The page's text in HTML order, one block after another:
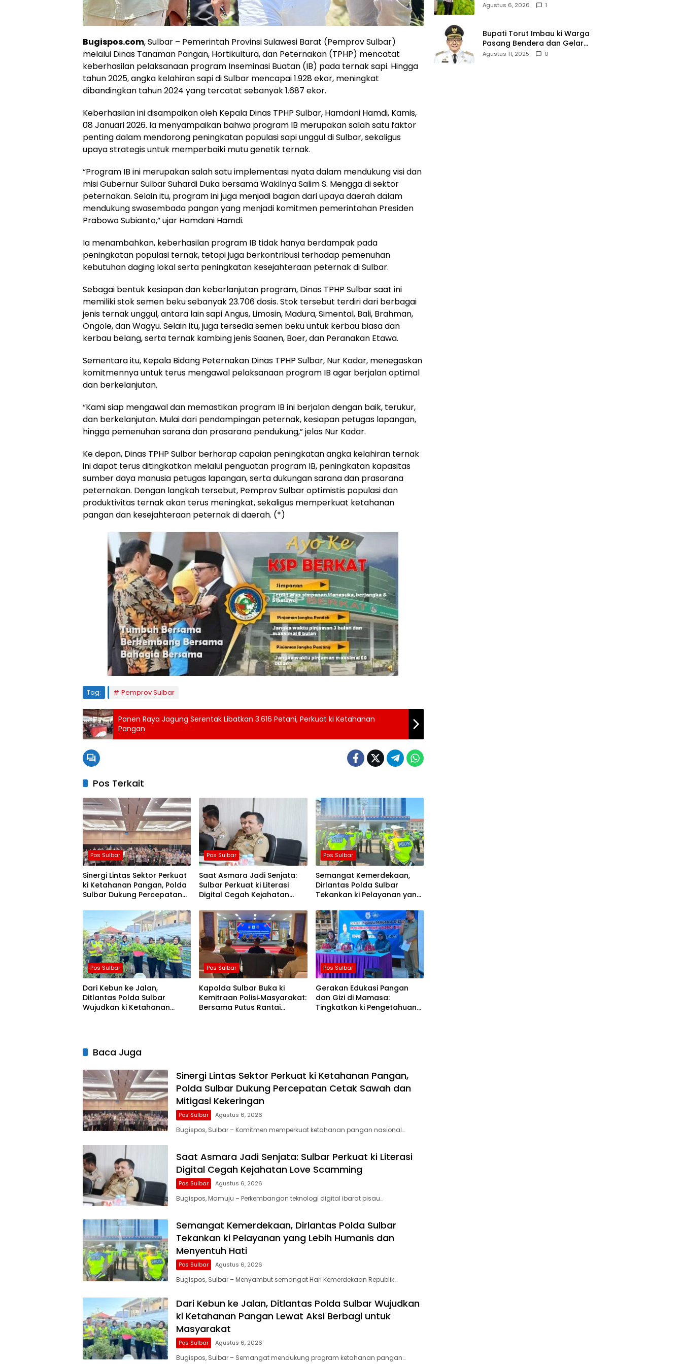
Bugispos.com, Sulbar – Pemerintah Provinsi Sulawesi Barat (Pemprov Sulbar)
melalui Dinas Tanaman Pangan, Hortikultura, dan Peternakan (TPHP) mencatat
keberhasilan pelaksanaan program Inseminasi Buatan (IB) pada ternak sapi. Hingga
tahun 2025, angka kelahiran sapi di Sulbar mencapai 1.928 ekor, meningkat
dibandingkan tahun 2024 yang tercatat sebanyak 1.687 ekor.
Keberhasilan ini disampaikan oleh Kepala Dinas TPHP Sulbar, Hamdani Hamdi, Kamis,
08 Januari 2026. Ia menyampaikan bahwa program IB merupakan salah satu faktor
penting dalam mendorong peningkatan populasi sapi unggul di Sulbar, sekaligus
upaya strategis untuk memperbaiki mutu genetik ternak.
“Program IB ini merupakan salah satu implementasi nyata dalam mendukung visi dan
misi Gubernur Sulbar Suhardi Duka bersama Wakilnya Salim S. Mengga di sektor
peternakan. Selain itu, program ini juga menjadi bagian dari upaya daerah dalam
mendukung swasembada pangan yang menjadi komitmen pemerintahan Presiden
Prabowo Subianto,” ujar Hamdani Hamdi.
Ia menambahkan, keberhasilan program IB tidak hanya berdampak pada
peningkatan populasi ternak, tetapi juga berkontribusi terhadap pemenuhan
kebutuhan daging lokal serta peningkatan kesejahteraan peternak di Sulbar.
Sebagai bentuk kesiapan dan keberlanjutan program, Dinas TPHP Sulbar saat ini
memiliki stok semen beku sebanyak 23.706 dosis. Stok tersebut terdiri dari berbagai
jenis ternak unggul, antara lain sapi Angus, Limosin, Madura, Simental, Bali, Brahman,
Ongole, dan Wagyu. Selain itu, juga tersedia semen beku untuk kerbau biasa dan
kerbau belang, serta ternak kambing jenis Saanen, Boer, dan Peranakan Etawa.
Sementara itu, Kepala Bidang Peternakan Dinas TPHP Sulbar, Nur Kadar, menegaskan
komitmennya untuk terus mengawal pelaksanaan program IB agar berjalan optimal
dan berkelanjutan.
“Kami siap mengawal dan memastikan program IB ini berjalan dengan baik, terukur,
dan berkelanjutan. Mulai dari pendampingan peternak, kesiapan petugas lapangan,
hingga pemenuhan sarana dan prasarana pendukung,” jelas Nur Kadar.
Ke depan, Dinas TPHP Sulbar berharap capaian peningkatan angka kelahiran ternak
ini dapat terus ditingkatkan melalui penguatan program IB, peningkatan kapasitas
sumber daya manusia petugas lapangan, serta dukungan sarana dan prasarana
peternakan. Dengan langkah tersebut, Pemprov Sulbar optimistis populasi dan
produktivitas ternak akan terus meningkat, sekaligus memperkuat ketahanan
pangan dan kesejahteraan peternak di daerah. (*)
Tag: Pemprov Sulbar
Panen Raya Jagung Serentak Libatkan 3.616 Petani, Perkuat ki Ketahanan
Pangan
Pos Terkait
Pos Sulbar
Sinergi Lintas Sektor Perkuat
ki Ketahanan Pangan, Polda
Sulbar Dukung Percepatan
Kekeringan
Pos Sulbar
Saat Asmara Jadi Senjata:
Sulbar Perkuat ki Literasi
Digital Cegah Kejahatan
Pos Sulbar
Semangat Kemerdekaan,
Dirlantas Polda Sulbar
Tekankan ki Pelayanan yang
Menyentuh Hati
Pos Sulbar
Dari Kebun ke Jalan,
Ditlantas Polda Sulbar
Wujudkan ki Ketahanan
Pos Sulbar
Kapolda Sulbar Buka ki
Kemitraan Polisi‑Masyarakat:
Bersama Putus Rantai
Pos Sulbar
Gerakan Edukasi Pangan
dan Gizi di Mamasa:
Tingkatkan ki Pengetahuan
Baca Juga
Sinergi Lintas Sektor Perkuat ki Ketahanan Pangan,
Polda Sulbar Dukung Percepatan Cetak Sawah dan
Mitigasi Kekeringan
Pos Sulbar Agustus 6, 2026
Bugispos, Sulbar – Komitmen memperkuat ketahanan pangan nasional…
Saat Asmara Jadi Senjata: Sulbar Perkuat ki Literasi
Digital Cegah Kejahatan Love Scamming
Pos Sulbar Agustus 6, 2026
Bugispos, Mamuju – Perkembangan teknologi digital ibarat pisau…
Semangat Kemerdekaan, Dirlantas Polda Sulbar
Tekankan ki Pelayanan yang Lebih Humanis dan
Menyentuh Hati
Pos Sulbar Agustus 6, 2026
Bugispos, Sulbar – Menyambut semangat Hari Kemerdekaan Republik…
Dari Kebun ke Jalan, Ditlantas Polda Sulbar Wujudkan
ki Ketahanan Pangan Lewat Aksi Berbagi untuk
Masyarakat
Pos Sulbar Agustus 6, 2026
Bugispos, Sulbar – Semangat mendukung program ketahanan pangan…
Lallo Tebar 520 Paket
Agustus 6, 2026 1
Bupati Torut Imbau ki Warga
Pasang Bendera dan Gelar
Lomba 17 Agustus
Agustus 11, 2025 0